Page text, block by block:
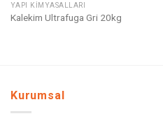
YAPI KIMYASALLARI
Kalekim Ultrafuga Gri 20kg
Kurumsal